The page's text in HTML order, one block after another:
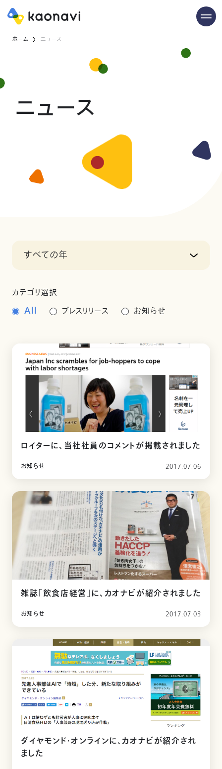
ホーム ニュース
ニュース
すべての年
カテゴリ選択
All プレスリリース お知らせ
ロイターに、当社社員のコメントが掲載されました
お知らせ 2017.07.06
雑誌「飲食店経営」に、カオナビが紹介されました
お知らせ 2017.07.03
ダイヤモンド・オンラインに、カオナビが紹介され
ました